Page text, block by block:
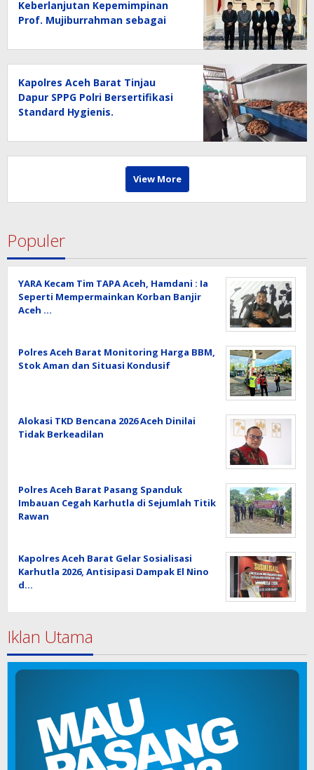
Keberlanjutan Kepemimpinan
Prof. Mujiburrahman sebagai
Kapolres Aceh Barat Tinjau
Dapur SPPG Polri Bersertifikasi
Standard Hygienis.
View More
Populer
YARA Kecam Tim TAPA Aceh, Hamdani : Ia
Seperti Mempermainkan Korban Banjir
Aceh …
Polres Aceh Barat Monitoring Harga BBM,
Stok Aman dan Situasi Kondusif
Alokasi TKD Bencana 2026 Aceh Dinilai
Tidak Berkeadilan
Polres Aceh Barat Pasang Spanduk
Imbauan Cegah Karhutla di Sejumlah Titik
Rawan
Kapolres Aceh Barat Gelar Sosialisasi
Karhutla 2026, Antisipasi Dampak El Nino
d…
Iklan Utama